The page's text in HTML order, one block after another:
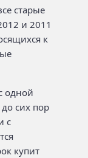
старые
и 2011
к
одной
сих пор
с
купит